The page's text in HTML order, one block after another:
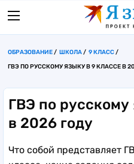
ОБРАЗОВАНИЕ ШКОЛА
9 КЛАСС
ГВЭ ПО РУССКОМУ ЯЗЫКУ В 9 КЛАССЕ В
ГВЭ по русскому
в 2026 году
Что собой представляет